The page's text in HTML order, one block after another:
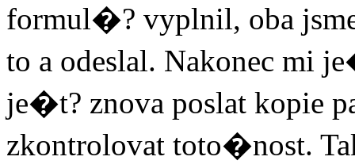
formul�? vyplnil, oba
to a odeslal. Nakonec mi
je�t? znova poslat kopie
zkontrolovat toto�nost.